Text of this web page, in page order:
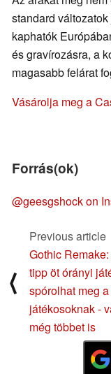
standard
kaphatók
és gravírozásra, a
magasabb felárat
Vásárolja meg a
Forrás(ok)
@geesgshock on
⟨
Previous article
Gothic
tipp öt órányi
spórolhat meg a
játékosoknak -
még többet is